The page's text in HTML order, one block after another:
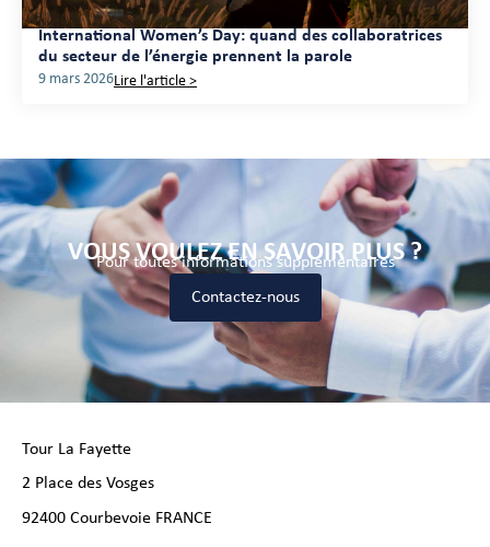
International Women’s Day: quand des collaboratrices
du secteur de l’énergie prennent la parole
9 mars 2026Lire l'article >
VOUS VOULEZ EN SAVOIR PLUS ?
Pour toutes informations supplémentaires
Contactez-nous
Tour La Fayette
2 Place des Vosges
92400 Courbevoie FRANCE